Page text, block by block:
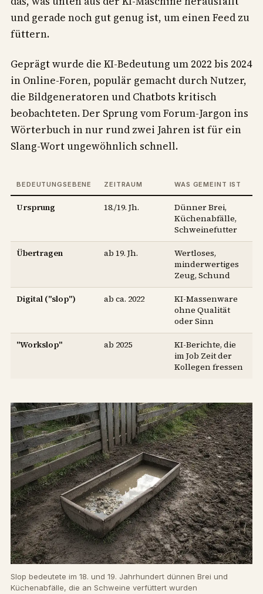
und gerade noch gut genug ist, um einen Feed zu
füttern.
Geprägt wurde die KI-Bedeutung um 2022 bis 2024
in Online-Foren, populär gemacht durch Nutzer,
die Bildgeneratoren und Chatbots kritisch
beobachteten. Der Sprung vom Forum-Jargon ins
Wörterbuch in nur rund zwei Jahren ist für ein
Slang-Wort ungewöhnlich schnell.
BEDEUTUNGSEBENE ZEITRAUM WAS GEMEINT IST
Ursprung 18./19. Jh.
Dünner Brei,
Küchenabfälle,
Schweinefutter
Übertragen
ab 19. Jh.
Wertloses,
minderwertiges
Zeug, Schund
Digital ("slop")
ab ca. 2022
KI-Massenware
ohne Qualität
oder Sinn
"Workslop"
ab 2025
KI-Berichte, die
im Job Zeit der
Kollegen fressen
Slop bedeutete im 18. und 19. Jahrhundert dünnen Brei und
Küchenabfälle, die an Schweine verfüttert wurden